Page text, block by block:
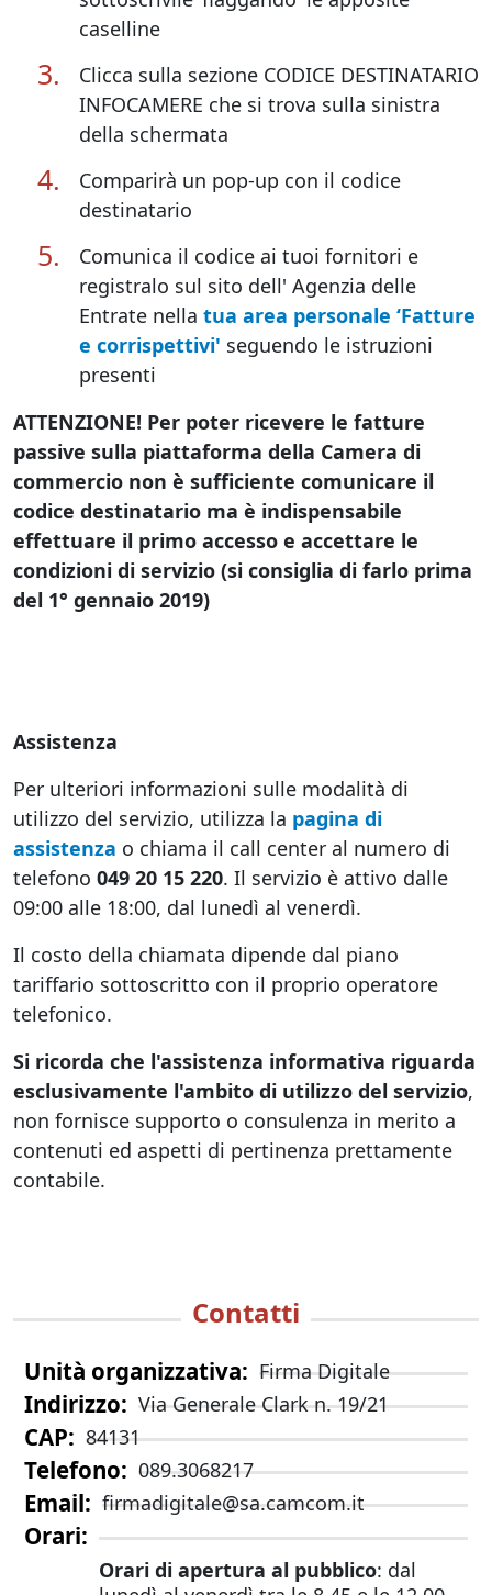
caselline
Clicca sulla sezione CODICE DESTINATARIO
INFOCAMERE che si trova sulla sinistra
della schermata
Comparirà un pop-up con il codice
destinatario
Comunica il codice ai tuoi fornitori e
registralo sul sito dell' Agenzia delle
Entrate nella tua area personale ‘Fatture
e corrispettivi' seguendo le istruzioni
presenti
ATTENZIONE! Per poter ricevere le fatture
passive sulla piattaforma della Camera di
commercio non è sufficiente comunicare il
codice destinatario ma è indispensabile
effettuare il primo accesso e accettare le
condizioni di servizio (si consiglia di farlo prima
del 1° gennaio 2019)
Assistenza
Per ulteriori informazioni sulle modalità di
utilizzo del servizio, utilizza la pagina di
assistenza o chiama il call center al numero di
telefono 049 20 15 220. Il servizio è attivo dalle
09:00 alle 18:00, dal lunedì al venerdì.
Il costo della chiamata dipende dal piano
tariffario sottoscritto con il proprio operatore
telefonico.
Si ricorda che l'assistenza informativa riguarda
esclusivamente l'ambito di utilizzo del servizio,
non fornisce supporto o consulenza in merito a
contenuti ed aspetti di pertinenza prettamente
contabile.
Contatti
Unità organizzativa Firma Digitale
Indirizzo Via Generale Clark n. 19/21
CAP 84131
Telefono 089.3068217
Email firmadigitale@sa.camcom.it
Orari
Orari di apertura al pubblico: dal